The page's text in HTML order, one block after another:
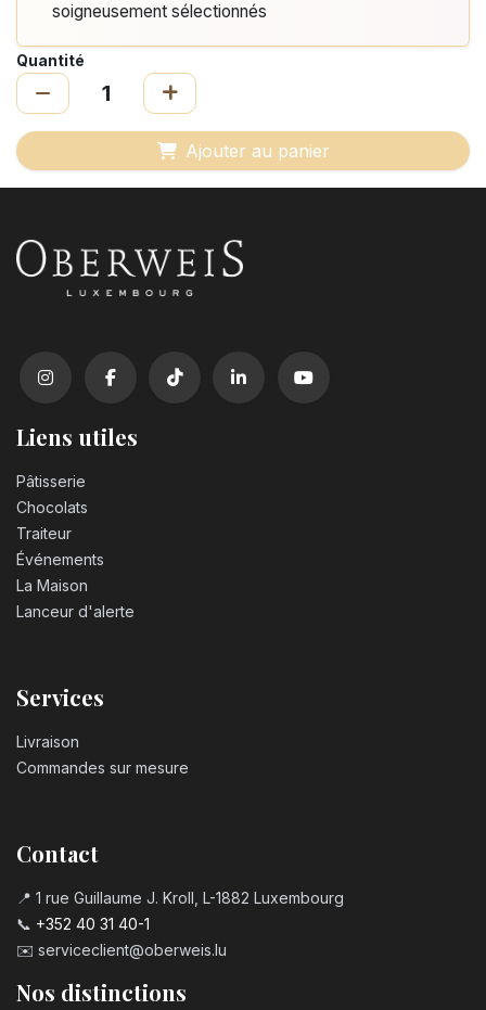
soigneusement sélectionnés
Quantité
Ajouter au panier
Liens utiles
Pâtisserie
Chocolats
Traiteur
Événements
La Maison
Lanceur d'alerte
Services
Livraison
Commandes sur mesure
Contact
📍 1 rue Guillaume J. Kroll, L-1882 Luxembourg
📞 +352 40 31 40-1
✉️ serviceclient@oberweis.lu
Nos distinctions